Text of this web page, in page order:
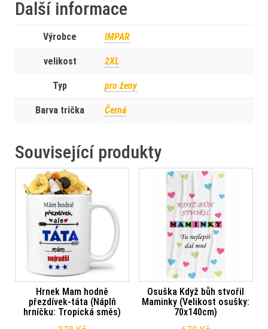
Další informace
Výrobce IMPAR
velikost 2XL
Typ pro ženy
Barva trička Černá
Související produkty
Hrnek Mam hodně
přezdívek-táta (Náplň
hrníčku: Tropická směs)
Osuška Když bůh stvořil
Maminky (Velikost osušky:
70x140cm)